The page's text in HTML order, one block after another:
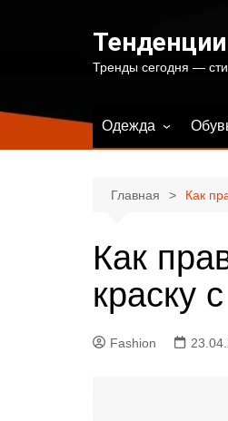
Тренды сегодня —
Одежда
Летняя женская
Зимняя женская
пляжа
Главная Как
Как
краску
Fashion